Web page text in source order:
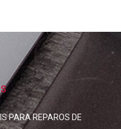
PARA REPAROS DE